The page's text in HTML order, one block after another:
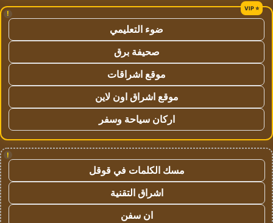
!
ضوء التعليمي
صحيفة برق
موقع اشراقات
موقع اشراق اون لاين
اركان سياحة وسفر
!
مسك الكلمات في قوقل
اشراق التقنية
ان سفن